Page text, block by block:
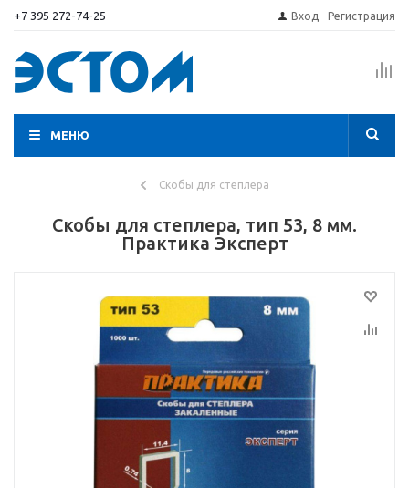
+7 395 272-74-25 Вход Регистрация
МЕНЮ
Скобы для степлера
Скобы для степлера, тип 53, 8 мм.
Практика Эксперт